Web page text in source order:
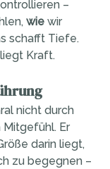
–
wie wir
schafft Tiefe.
Kraft.
nicht durch
Mitgefühl. Er
darin liegt,
zu begegnen –